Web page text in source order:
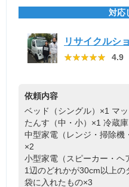
対応
リサイクルシ
★★★★★
★★★★★ 4.9
依頼内容
ベッド（シングル）×1 マ
たんす（中・小）×1 冷蔵
中型家電（レンジ・掃除機
×2
小型家電（スピーカー・ヘ
1辺のどれかが30cm以上
袋に入れたもの×3